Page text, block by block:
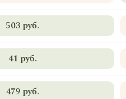
503 руб.
41 руб.
479 руб.